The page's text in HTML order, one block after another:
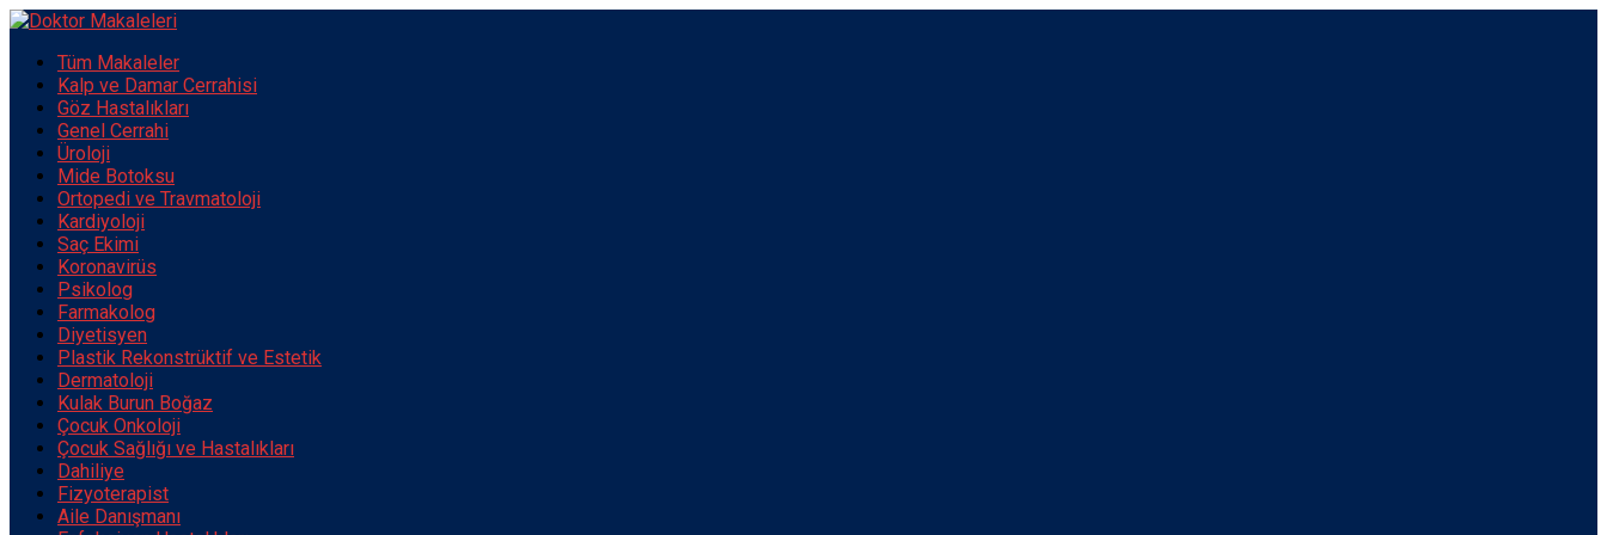
Tüm Makaleler
Kalp ve Damar Cerrahisi
Göz Hastalıkları
Genel Cerrahi
Üroloji
Mide Botoksu
Ortopedi ve Travmatoloji
Kardiyoloji
Saç Ekimi
Koronavirüs
Psikolog
Farmakolog
Diyetisyen
Plastik Rekonstrüktif ve Estetik
Dermatoloji
Kulak Burun Boğaz
Çocuk Onkoloji
Çocuk Sağlığı ve Hastalıkları
Dahiliye
Fizyoterapist
Aile Danışmanı